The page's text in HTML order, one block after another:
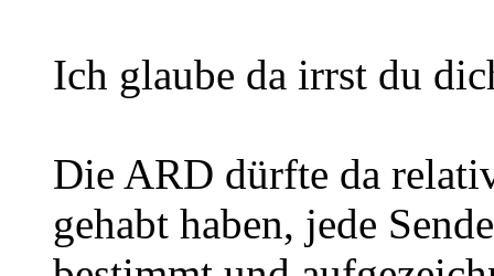
Ich glaube da irrst du
Die ARD dürfte da
gehabt haben, jede